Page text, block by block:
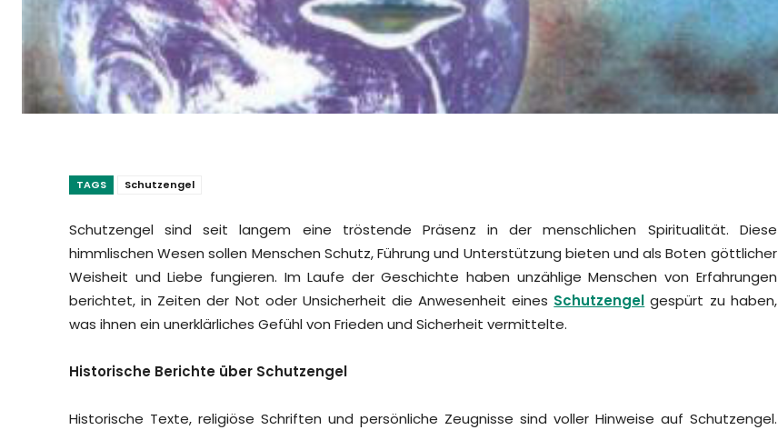
TAGS Schutzengel
Schutzengel sind seit langem eine tröstende Präsenz in der menschlichen Spiritualität. Diese
himmlischen Wesen sollen Menschen Schutz, Führung und Unterstützung bieten und als Boten göttlicher
Weisheit und Liebe fungieren. Im Laufe der Geschichte haben unzählige Menschen von Erfahrungen
berichtet, in Zeiten der Not oder Unsicherheit die Anwesenheit eines Schutzengel gespürt zu haben,
was ihnen ein unerklärliches Gefühl von Frieden und Sicherheit vermittelte.
Historische Berichte über Schutzengel
Historische Texte, religiöse Schriften und persönliche Zeugnisse sind voller Hinweise auf Schutzengel.